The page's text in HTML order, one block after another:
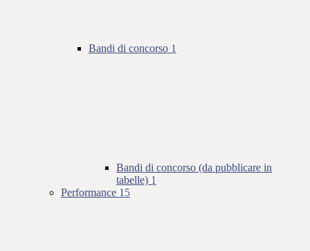
Bandi di concorso 1
Bandi di concorso (da pubblicare in
tabelle) 1
Performance 15